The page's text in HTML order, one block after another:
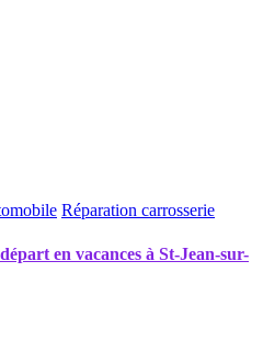
Réparation carrosserie
en vacances à St-Jean-sur-